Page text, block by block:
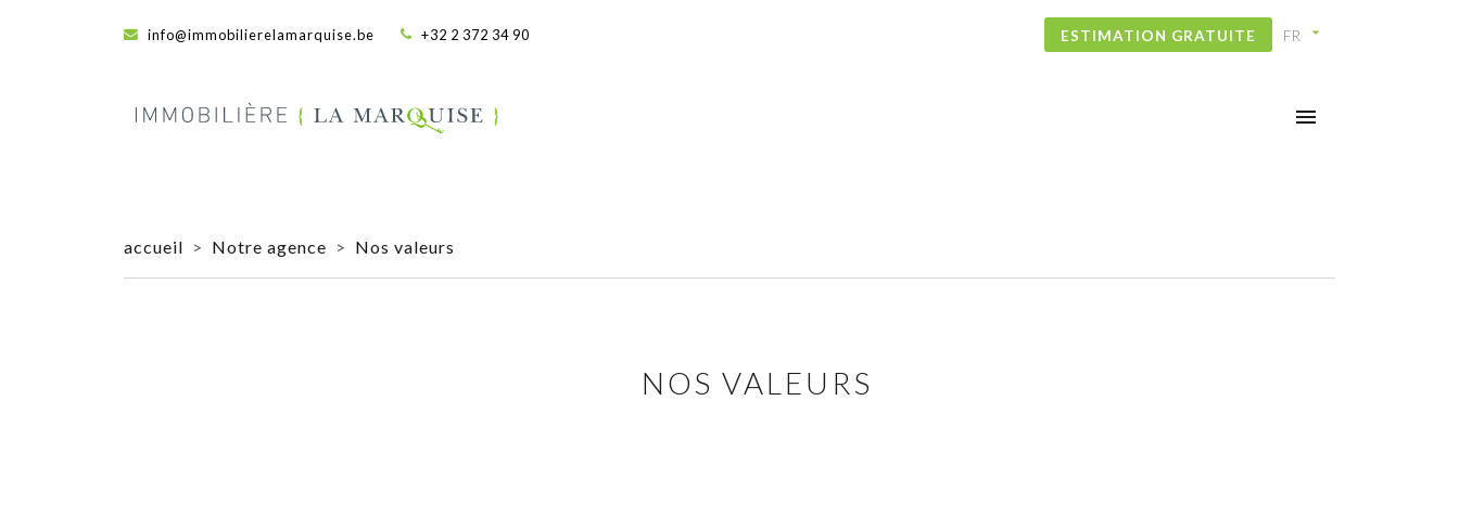
info@immobilierelamarquise.be +32 2 372 34 90 ESTIMATION GRATUITE
accueil > Notre agence > Nos valeurs
NOS VALEURS